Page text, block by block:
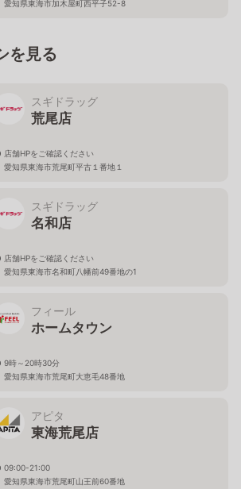
愛知県東海市加木屋町西平子52-8
を見る
スギドラッグ
荒尾店
店舗HPをご確認ください
愛知県東海市荒尾町平古１番地１
スギドラッグ
名和店
店舗HPをご確認ください
愛知県東海市名和町八幡前49番地の1
フィール
ホームタウン
9時～20時30分
愛知県東海市荒尾町大恵毛48番地
アピタ
東海荒尾店
09:00-21:00
愛知県東海市荒尾町山王前60番地